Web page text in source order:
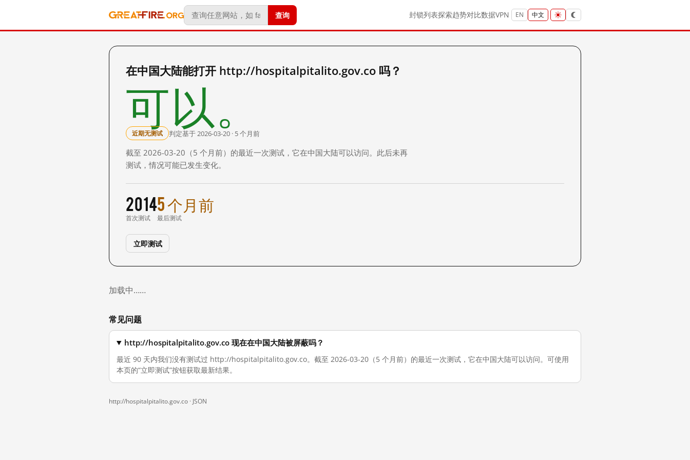
查询 封锁列表探索趋势对比数据VPN EN 中文
在中国大陆能打开 http://hospitalpitalito.gov.co 吗？
可以。
近期无测试 判定基于 2026-03-20 · 5 个月前
截至 2026-03-20（5 个月前）的最近一次测试，它在中国大陆可以访问。此后未再
测试，情况可能已发生变化。
2014
首次测试
5 个月前
最后测试
立即测试
加载中……
常见问题
http://hospitalpitalito.gov.co 现在在中国大陆被屏蔽吗？
最近 90 天内我们没有测试过 http://hospitalpitalito.gov.co。截至 2026-03-20（5 个月前）的最近一次测试，它在中国大陆可以访问。可使用
本页的“立即测试”按钮获取最新结果。
http://hospitalpitalito.gov.co · JSON